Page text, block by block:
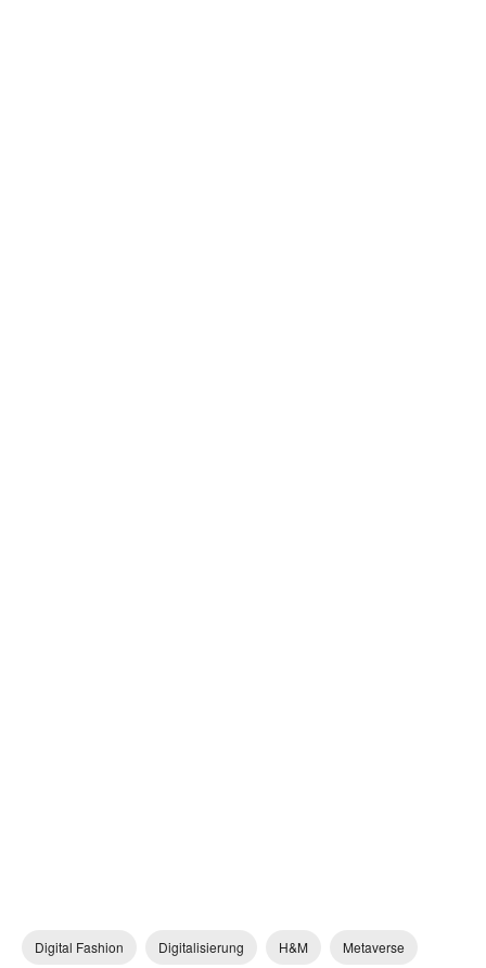
Digital Fashion Digitalisierung H&M Metaverse